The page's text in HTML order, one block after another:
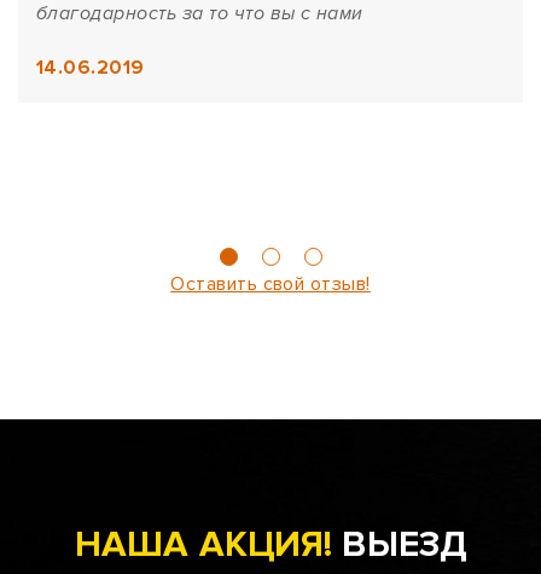
благодарность за то что вы с нами
14.06.2019
Оставить свой отзыв!
НАША АКЦИЯ! ВЫЕЗД